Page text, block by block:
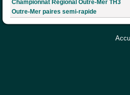
Championnat Régional Outre-Mer TH3
Outre-Mer paires semi-rapide